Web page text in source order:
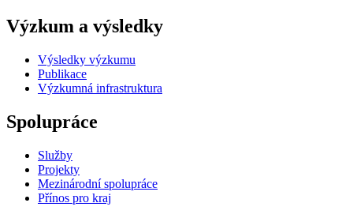
Výzkum a výsledky
Výsledky výzkumu
Publikace
Výzkumná infrastruktura
Spolupráce
Služby
Projekty
Mezinárodní spolupráce
Přínos pro kraj